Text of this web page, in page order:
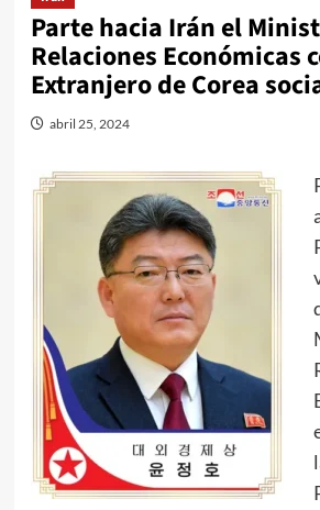
Parte hacia Irán el
Relaciones Económicas
Extranjero de Corea
abril 25, 2024